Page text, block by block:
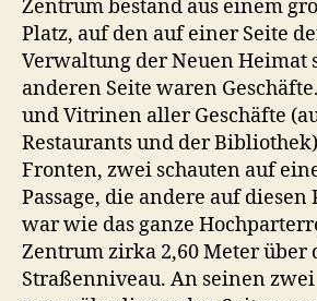
Zentrum bestand aus einem
Platz, auf den auf einer Seite
Verwaltung der Neuen Heimat
anderen Seite waren
und Vitrinen aller Geschäfte
Restaurants und der
Fronten, zwei schauten auf
Passage, die andere auf diesen
war wie das ganze
Zentrum zirka 2,60 Meter über
Straßenniveau. An seinen zwei